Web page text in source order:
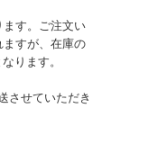
す。ご注文い
すが、在庫の
ります。
させていただき